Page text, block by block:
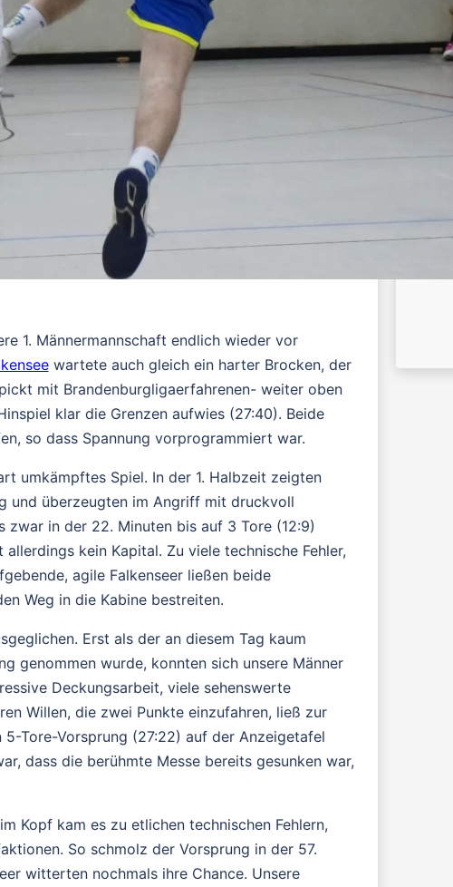
1. Männermannschaft endlich wieder vor
wartete auch gleich ein harter Brocken, der
mit Brandenburgligaerfahrenen- weiter oben
klar die Grenzen aufwies (27:40). Beide
so dass Spannung vorprogrammiert war.
umkämpftes Spiel. In der 1. Halbzeit zeigten
und überzeugten im Angriff mit druckvoll
in der 22. Minuten bis auf 3 Tore (12:9)
kein Kapital. Zu viele technische Fehler,
agile Falkenseer ließen beide
Weg in die Kabine bestreiten.
Erst als der an diesem Tag kaum
genommen wurde, konnten sich unsere Männer
Deckungsarbeit, viele sehenswerte
Willen, die zwei Punkte einzufahren, ließ zur
Tore-Vorsprung (27:22) auf der Anzeigetafel
dass die berühmte Messe bereits gesunken war,
Kopf kam es zu etlichen technischen Fehlern,
So schmolz der Vorsprung in der 57.
witterten nochmals ihre Chance. Unsere